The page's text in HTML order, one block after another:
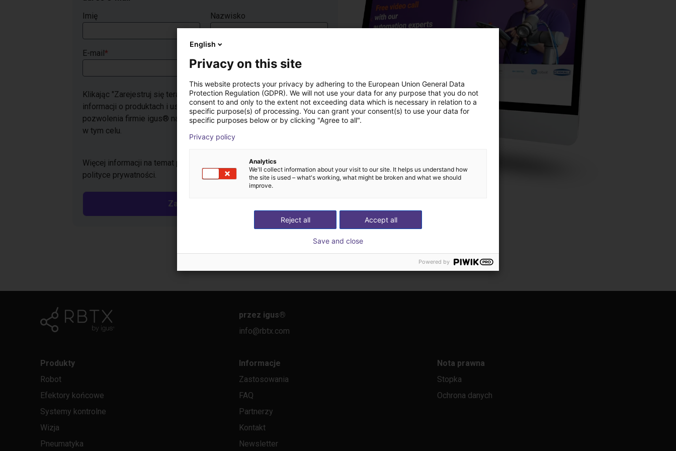
Imię
Nazwisko
E-mail*
Klikając "Zarejestruj się teraz", wyrażam zgodę na otrzymywanie
informacji o produktach i usługach do odwołania. Udzielam
pozwolenia firmie igus® na przetwarzanie moich danych osobowych
w tym celu.
Więcej informacji na temat przetwarzania danych można znaleźć w
polityce prywatności.
Zarejestruj się teraz
przez igus®
info@rbtx.com
Produkty
Robot
Efektory końcowe
Systemy kontrolne
Wizja
Pneumatyka
Informacje
Zastosowania
FAQ
Partnerzy
Kontakt
Newsletter
Nota prawna
Stopka
Ochrona danych
English
Privacy on this site
This website protects your privacy by adhering to the European Union General Data
Protection Regulation (GDPR). We will not use your data for any purpose that you do not
consent to and only to the extent not exceeding data which is necessary in relation to a
specific purpose(s) of processing. You can grant your consent(s) to use your data for
specific purposes below or by clicking "Agree to all".
Privacy policy
Analytics
We'll collect information about your visit to our site. It helps us understand how
the site is used – what's working, what might be broken and what we should
improve.
Accept all
Reject all
Save and close
Powered by